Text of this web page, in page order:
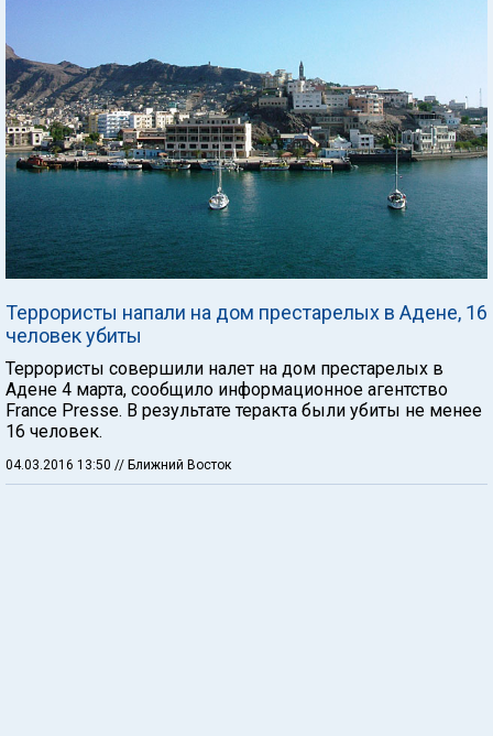
Террористы напали на дом престарелых в Адене, 16
человек убиты
Террористы совершили налет на дом престарелых в
Адене 4 марта, сообщило информационное агентство
France Presse. В результате теракта были убиты не менее
16 человек.
04.03.2016 13:50 // Ближний Восток